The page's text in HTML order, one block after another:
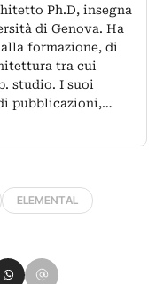
Ph.D, insegna
di Genova. Ha
formazione, di
tra cui
studio. I suoi
pubblicazioni,…
ELEMENTAL
LinkedIn
su Pinterest
su WhatsApp
Condividi su Email